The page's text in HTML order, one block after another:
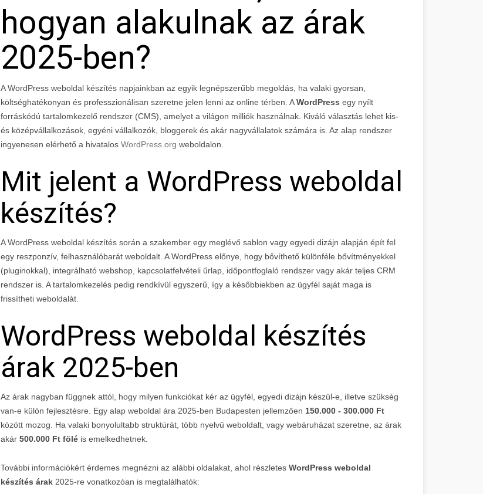
hogyan alakulnak az árak
2025-ben?
A WordPress weboldal készítés napjainkban az egyik legnépszerűbb megoldás, ha valaki gyorsan,
költséghatékonyan és professzionálisan szeretne jelen lenni az online térben. AWordPress egy nyílt
forráskódú tartalomkezelő rendszer (CMS), amelyet a világon milliók használnak. Kiváló választás lehet kis-
és középvállalkozások, egyéni vállalkozók, bloggerek és akár nagyvállalatok számára is. Az alap rendszer
ingyenesen elérhető a hivatalos WordPress.org weboldalon.
Mit jelent a WordPress weboldal
készítés?
A WordPress weboldal készítés során a szakember egy meglévő sablon vagy egyedi dizájn alapján épít fel
egy reszponzív, felhasználóbarát weboldalt. A WordPress előnye, hogy bővíthető különféle bővítményekkel
(pluginokkal), integrálható webshop, kapcsolatfelvételi űrlap, időpontfoglaló rendszer vagy akár teljes CRM
rendszer is. A tartalomkezelés pedig rendkívül egyszerű, így a későbbiekben az ügyfél saját maga is
frissítheti weboldalát.
WordPress weboldal készítés
árak 2025-ben
Az árak nagyban függnek attól, hogy milyen funkciókat kér az ügyfél, egyedi dizájn készül-e, illetve szükség
van-e külön fejlesztésre. Egy alap weboldal ára 2025-ben Budapesten jellemzően 150.000 - 300.000 Ft
között mozog. Ha valaki bonyolultabb struktúrát, több nyelvű weboldalt, vagy webáruházat szeretne, az árak
akár 500.000 Ft fölé is emelkedhetnek.
További információkért érdemes megnézni az alábbi oldalakat, ahol részletes WordPress weboldal
készítés árak 2025-re vonatkozóan is megtalálhatók: